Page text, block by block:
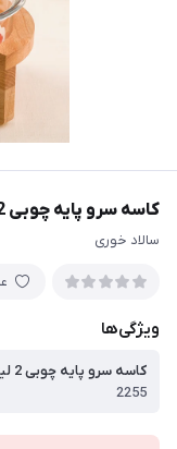
کاسه سرو پایه چوبی 2 لیتر کد محصول : 2255
سالاد خوری
ویژگی‌ها
کاسه سرو پایه چوبی 2 لیتر کد محصول : 2255
2255